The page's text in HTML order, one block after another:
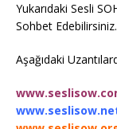
Yukarıdaki Sesli
Sohbet Edebilirsiniz.
Aşağıdaki